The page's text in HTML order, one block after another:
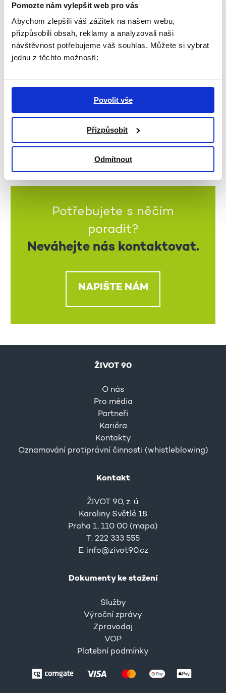
Pomozte nám vylepšit web pro vás
Abychom zlepšili váš zážitek na našem webu,
přizpůsobili obsah, reklamy a analyzovali naši
návštěvnost potřebujeme váš souhlas. Můžete si vybrat
jednu z těchto možností:
Povolit vše
Přizpůsobit
Odmítnout
naleznete po kliknutí na
odkaz:https://www.zivot90.cz/cs/komunita/akademie
Zajistěte si své místo. Těšíme se na Vás!
Tým ŽIVOTa 90
ZPĚT NA VÝPIS
Potřebujete s něčím
poradit?
Neváhejte nás kontaktovat.
NAPIŠTE NÁM
ŽIVOT 90
O nás
Pro média
Partneři
Kariéra
Kontakty
Oznamování protiprávní činnosti (whistleblowing)
Kontakt
ŽIVOT 90, z. ú.
Karoliny Světlé 18
Praha 1, 110 00 (mapa)
T: 222 333 555
E: info@zivot90.cz
Dokumenty ke stažení
Služby
Výroční zprávy
Zpravodaj
VOP
Platební podmínky